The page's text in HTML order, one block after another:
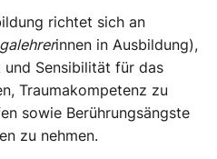
richtet sich an
innen in Ausbildung),
Sensibilität für das
Traumakompetenz zu
sowie Berührungsängste
zu nehmen.